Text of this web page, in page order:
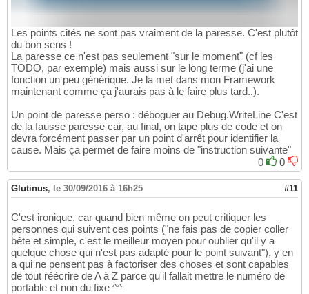
Les points cités ne sont pas vraiment de la paresse. C'est plutôt
du bon sens !
La paresse ce n'est pas seulement "sur le moment" (cf les
TODO, par exemple) mais aussi sur le long terme (j'ai une
fonction un peu générique. Je la met dans mon Framework
maintenant comme ça j'aurais pas à le faire plus tard..).
Un point de paresse perso : déboguer au Debug.WriteLine C'est
de la fausse paresse car, au final, on tape plus de code et on
devra forcément passer par un point d'arrêt pour identifier la
cause. Mais ça permet de faire moins de "instruction suivante"
0
0
Glutinus, le 30/09/2016 à 16h25 #11
C'est ironique, car quand bien même on peut critiquer les
personnes qui suivent ces points ("ne fais pas de copier coller
bête et simple, c'est le meilleur moyen pour oublier qu'il y a
quelque chose qui n'est pas adapté pour le point suivant"), y en
a qui ne pensent pas à factoriser des choses et sont capables
de tout réécrire de A à Z parce qu'il fallait mettre le numéro de
portable et non du fixe ^^